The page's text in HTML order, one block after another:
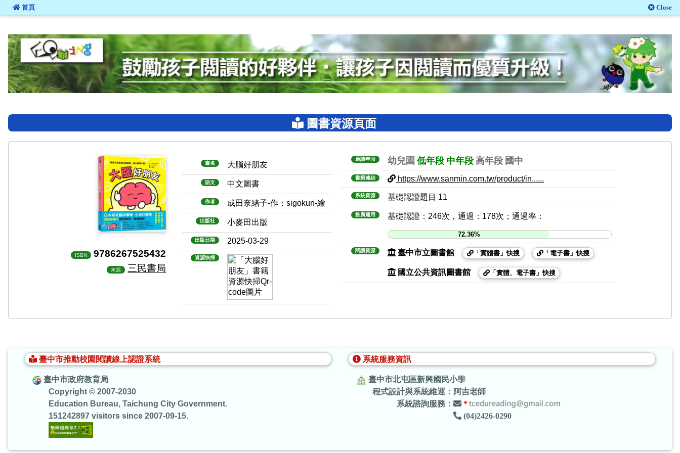
::: 首頁 Close
圖書資源頁面
ISBN 9786267525432
來源 三民書局
書名 大腦好朋友
語文 中文圖書
作者 成田奈緒子-作；sigokun-繪
出版社 小麥田出版
出版日期 2025-03-29
資源快掃
適讀年段 幼兒園 低年段 中年段 高年段 國中
書摘連結 https://www.sanmin.com.tw/product/in......
系統資源 基礎認證題目 11
推廣運用 基礎認證：246次，通過：178次；通過率：
72.36%
閱讀資源 臺中市立圖書館 「實體書」快搜 「電子書」快搜
國立公共資訊圖書館 「實體、電子書」快搜
臺中市推動校園閱讀線上認證系統
臺中市政府教育局
Copyright © 2007-2030
Education Bureau, Taichung City Government.
151242897 visitors since 2007-09-15.
系統服務資訊
臺中市北屯區新興國民小學
程式設計與系統維運：阿吉老師
系統諮詢服務：
*
(04)2426-0290